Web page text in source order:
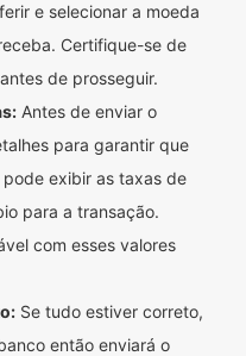
e selecionar a moeda
Certifique-se de
de prosseguir.
Antes de enviar o
para garantir que
exibir as taxas de
para a transação.
com esses valores
Se tudo estiver correto,
então enviará o